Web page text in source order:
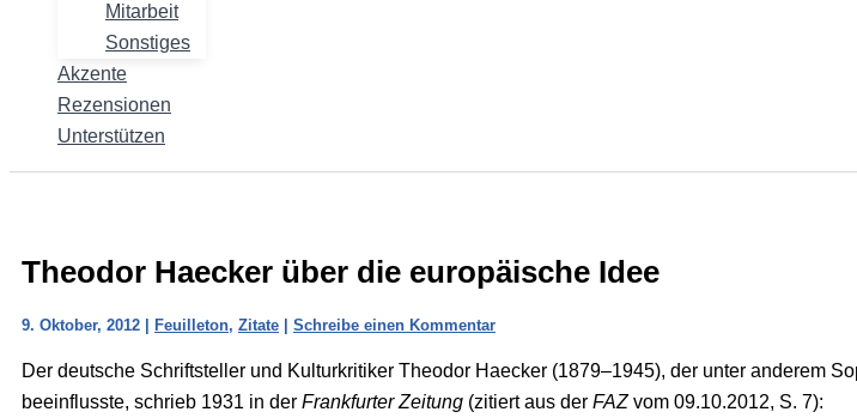
Mitarbeit
Sonstiges
Akzente
Rezensionen
Unterstützen
Theodor Haecker über die europäische Idee
9. Oktober, 2012 | Feuilleton, Zitate | Schreibe einen Kommentar
Der deutsche Schriftsteller und Kulturkritiker Theodor Haecker (1879–1945), der unter anderem
beeinflusste, schrieb 1931 in der Frankfurter Zeitung (zitiert aus der FAZvom 09.10.2012, S. 7):